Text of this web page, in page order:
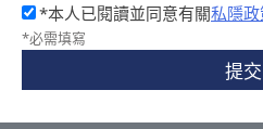
*本人已閱讀並同意有關私隱政
*必需填寫
提交